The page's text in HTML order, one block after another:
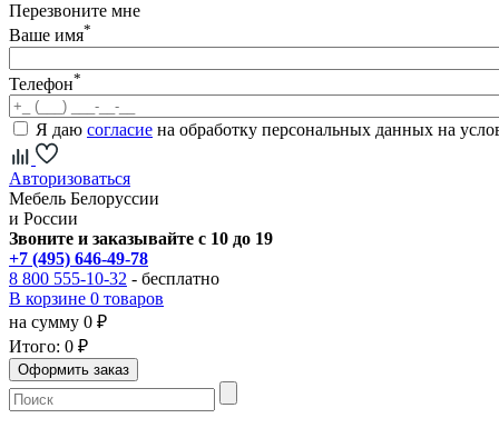
Перезвоните мне
Ваше имя*
Телефон*
Я даю согласие на обработку персональных данных на
Авторизоваться
Мебель Белоруссии
и России
Звоните и заказывайте с 10 до 19
+7 (495) 646-49-78
8 800 555-10-32 - бесплатно
В корзине 0 товаров
на сумму 0 ₽
Итого: 0 ₽